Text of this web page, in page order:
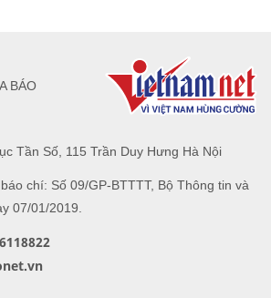
Tần Số, 115 Trần Duy Hưng Hà Nội
chí: Số 09/GP-BTTTT, Bộ Thông tin và
07/01/2019.
BÁO